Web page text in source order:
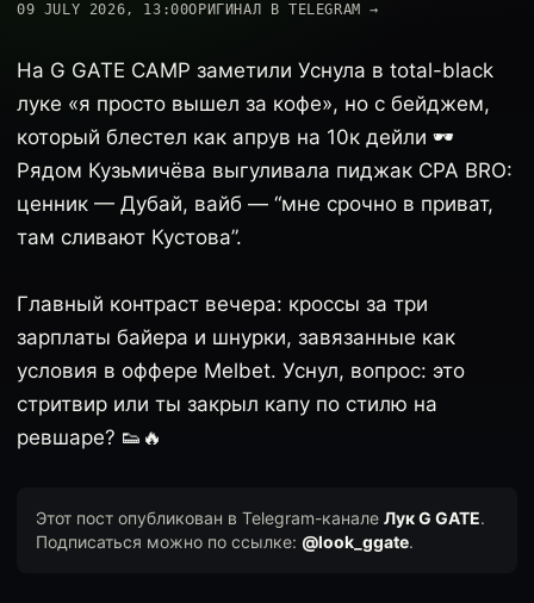
09 JULY 2026, 13:00ОРИГИНАЛ В TELEGRAM →
На G GATE CAMP заметили Уснула в total-black
луке «я просто вышел за кофе», но с бейджем,
который блестел как апрув на 10к дейли 🕶️
Рядом Кузьмичёва выгуливала пиджак CPA BRO:
ценник — Дубай, вайб — “мне срочно в приват,
там сливают Кустова”.
Главный контраст вечера: кроссы за три
зарплаты байера и шнурки, завязанные как
условия в оффере Melbet. Уснул, вопрос: это
стритвир или ты закрыл капу по стилю на
ревшаре? 👟🔥
Этот пост опубликован в Telegram-канале Лук G GATE.
Подписаться можно по ссылке: @look_ggate.